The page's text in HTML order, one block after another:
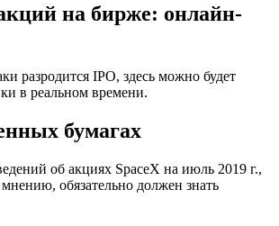
на бирже: онлайн-
разродится IPO, здесь можно будет
в реальном времени.
бумагах
об акциях SpaceX на июль 2019 г.,
обязательно должен знать